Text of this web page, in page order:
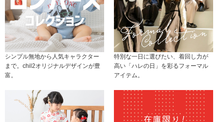
シンプル無地から人気キャラクター
まで。chil2オリジナルデザインが豊
富。
特別な一日に選びたい、着回し力が
高い「ハレの日」を彩るフォーマル
アイテム。